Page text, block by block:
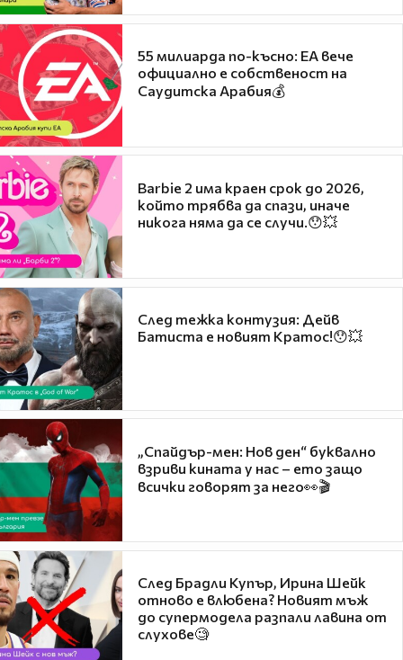
55 милиарда по-късно: EA вече
официално е собственост на
Саудитска Арабия💰
Barbie 2 има краен срок до 2026,
който трябва да спази, иначе
никога няма да се случи.😯💥
След тежка контузия: Дейв
Батиста е новият Кратос!😯💥
„Спайдър-мен: Нов ден“ буквално
взриви кината у нас – ето защо
всички говорят за него👀🎬
След Брадли Купър, Ирина Шейк
отново е влюбена? Новият мъж
до супермодела разпали лавина от
слухове🧐